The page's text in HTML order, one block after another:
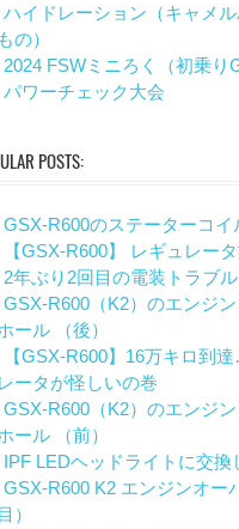
ハイドレーション（キャメル
の）
2024 FSWミニろく（初乗り
パワーチェック大会
POSTS:
GSX-R600のステーターコイ
【GSX-R600】 レギュレー
2年ぶり2回目の電装トラブル
GSX-R600（K2）のエンジ
ール （後）
【GSX-R600】16万キロ到
ータが怪しいの巻
GSX-R600（K2）のエンジ
ール （前）
IPF LEDヘッドライトに交換
GSX-R600 K2 エンジンオー
）